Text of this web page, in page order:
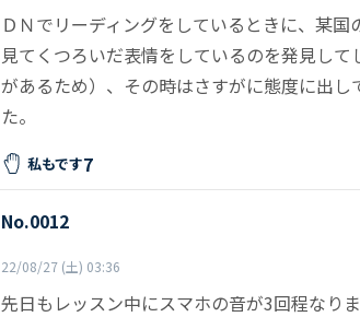
ＤＮでリーディングをしているときに、某
見てくつろいだ表情をしているのを発見し
があるため）、その時はさすがに態度に出
た。
私もです7
No.0012
22/08/27 (土) 03:36
先日もレッスン中にスマホの音が3回程なりま